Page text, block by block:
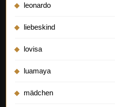
leonardo
liebeskind
lovisa
luamaya
mädchen